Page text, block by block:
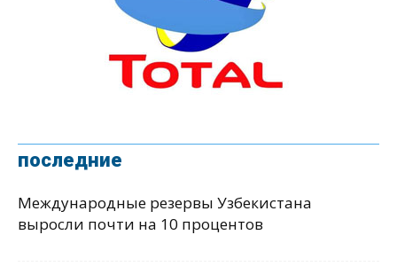
последние
Международные резервы Узбекистана
выросли почти на 10 процентов